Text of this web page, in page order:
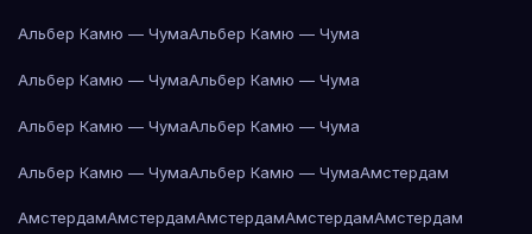
Альбер Камю — ЧумаАльбер Камю — Чума
Альбер Камю — ЧумаАльбер Камю — Чума
Альбер Камю — ЧумаАльбер Камю — Чума
Альбер Камю — ЧумаАльбер Камю — ЧумаАмстердам
АмстердамАмстердамАмстердамАмстердамАмстердам